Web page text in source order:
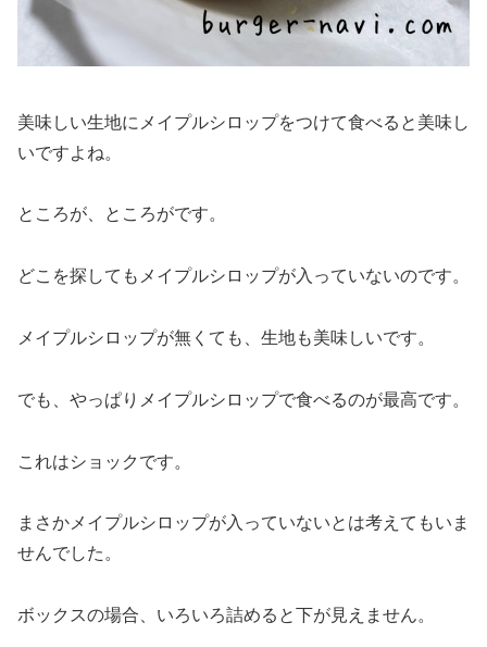
美味しい生地にメイプルシロップをつけて食べると美味し
いですよね。
ところが、ところがです。
どこを探してもメイプルシロップが入っていないのです。
メイプルシロップが無くても、生地も美味しいです。
でも、やっぱりメイプルシロップで食べるのが最高です。
これはショックです。
まさかメイプルシロップが入っていないとは考えてもいま
せんでした。
ボックスの場合、いろいろ詰めると下が見えません。